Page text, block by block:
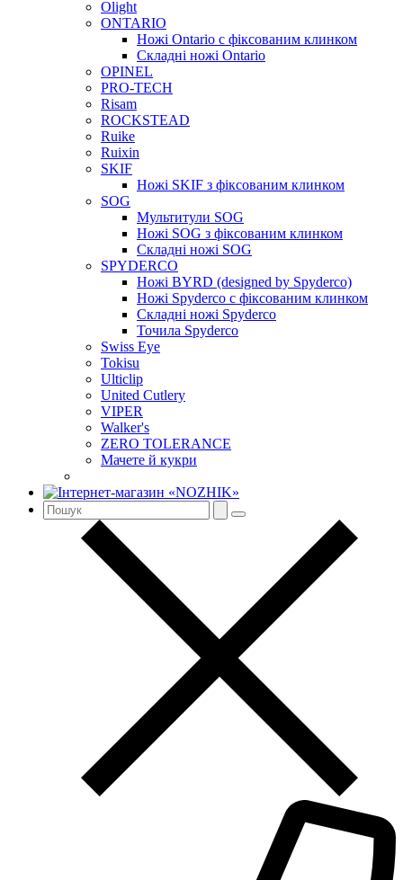
Olight
ONTARIO
Ножі Ontario c фіксованим клинком
Складні ножі Ontario
OPINEL
PRO-TECH
Risam
ROCKSTEAD
Ruike
Ruixin
SKIF
Ножі SKIF з фіксованим клинком
SOG
Мультитули SOG
Ножі SOG з фіксованим клинком
Складні ножі SOG
SPYDERCO
Ножі BYRD (designed by Spyderco)
Ножі Spyderco c фіксованим клинком
Складні ножі Spyderco
Точила Spyderco
Swiss Eye
Tokisu
Ulticlip
United Cutlery
VIPER
Walker's
ZERO TOLERANCE
Мачете й кукри